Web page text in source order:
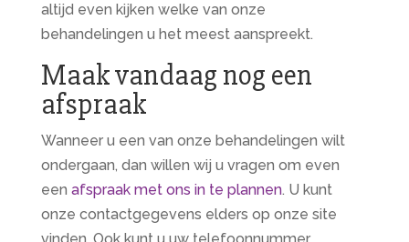
altijd even kijken welke van onze
behandelingen u het meest aanspreekt.
Maak vandaag nog een
afspraak
Wanneer u een van onze behandelingen wilt
ondergaan, dan willen wij u vragen om even
een afspraak met ons in te plannen. U kunt
onze contactgegevens elders op onze site